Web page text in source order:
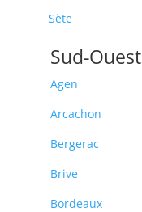
Sète
Sud-Ouest
Agen
Arcachon
Bergerac
Brive
Bordeaux